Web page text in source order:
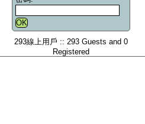
293線上用戶 :: 293 Guests and 0
Registered